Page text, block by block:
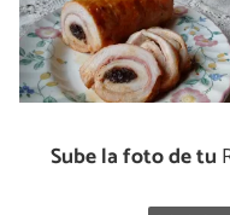
Sube la foto de tu